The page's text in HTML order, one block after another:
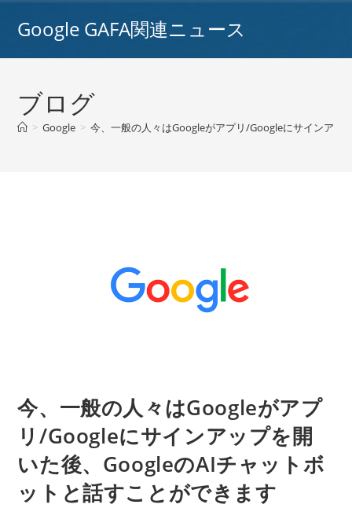
Google GAFA関連ニュース
ブログ
> Google > 今、一般の人々はGoogleがアプリ/Googleにサインア
今、一般の人々はGoogleがアプ
リ/Googleにサインアップを開
いた後、GoogleのAIチャットボ
ットと話すことができます